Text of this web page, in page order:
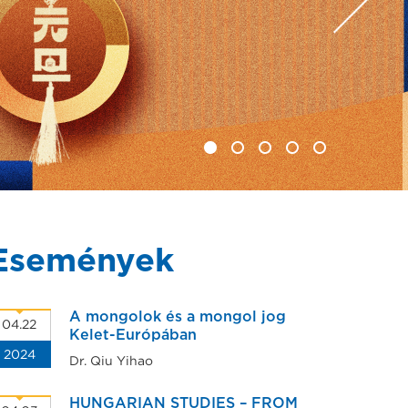
04.22
2024
A mongolok és a mongol jog
Kelet-Európában
Dr. Qiu Yihao
HUNGARIAN STUDIES – FROM